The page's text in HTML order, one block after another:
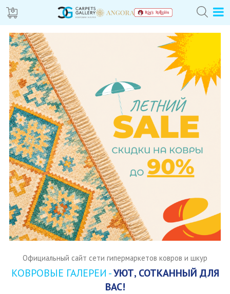
Официальный сайт сети гипермаркетов ковров и шкур
КОВРОВЫЕ ГАЛЕРЕИ -УЮТ, СОТКАННЫЙ ДЛЯ
ВАС!